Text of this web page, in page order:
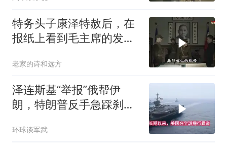
特务头子康泽特赦后，在
报纸上看到毛主席的发
老家的诗和远方
泽连斯基“举报”俄帮伊
朗，特朗普反手急踩刹
环球谈军武